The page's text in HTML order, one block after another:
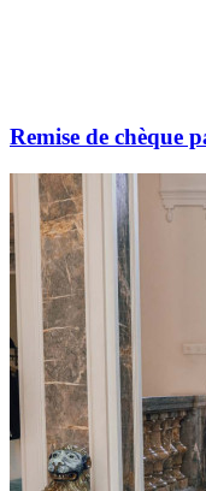
Remise de chèque